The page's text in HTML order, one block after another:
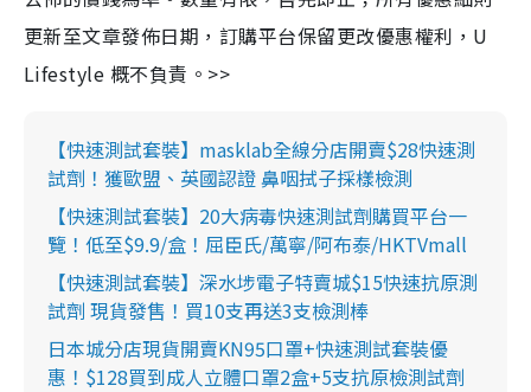
更新至文章發佈日期，訂購平台保留更改優惠權利，U
Lifestyle 概不負責。>>
【快速測試套裝】masklab全線分店開賣$28快速測
試劑！獲歐盟、英國認證 鼻咽拭子採樣檢測
【快速測試套裝】20大病毒快速測試劑購買平台一
覽！低至$9.9/盒！屈臣氏/萬寧/阿布泰/HKTVmall
【快速測試套裝】深水埗電子特賣城$15快速抗原測
試劑 現貨發售！買10支再送3支檢測棒
日本城分店現貨開賣KN95口罩+快速測試套裝優
惠！$128買到成人立體口罩2盒+5支抗原檢測試劑